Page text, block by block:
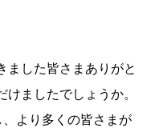
ました皆さまありがと
ましたでしょうか。
より多くの皆さまが